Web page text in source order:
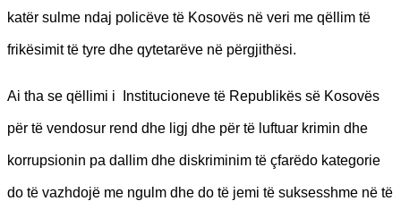
katër sulme ndaj policëve të Kosovës në veri me qëllim të
frikësimit të tyre dhe qytetarëve në përgjithësi.
Ai tha se qëllimi i Institucioneve të Republikës së Kosovës
për të vendosur rend dhe ligj dhe për të luftuar krimin dhe
korrupsionin pa dallim dhe diskriminim të çfarëdo kategorie
do të vazhdojë me ngulm dhe do të jemi të suksesshme në të